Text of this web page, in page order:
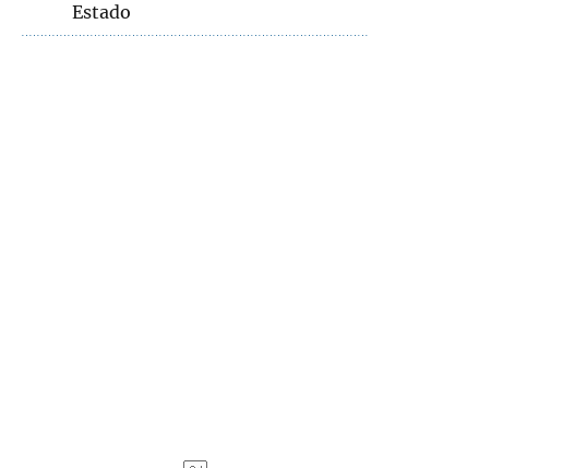
Estado